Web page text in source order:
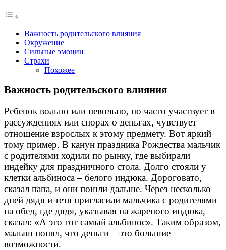
Важность родительского влияния
Окружение
Сильные эмоции
Страхи
Похожее
Важность родительского влияния
Ребенок вольно или невольно, но часто участвует в
рассуждениях или спорах о деньгах, чувствует
отношение взрослых к этому предмету. Вот яркий
тому пример. В канун праздника Рождества мальчик
с родителями ходили по рынку, где выбирали
индейку для праздничного стола. Долго стояли у
клетки альбиноса – белого индюка. Дороговато,
сказал папа, и они пошли дальше. Через несколько
дней дядя и тетя пригласили мальчика с родителями
на обед, где дядя, указывая на жареного индюка,
сказал: «А это тот самый альбинос». Таким образом,
малыш понял, что деньги – это большие
возможности.